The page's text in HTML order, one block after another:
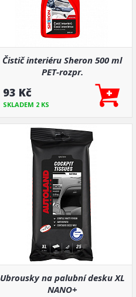
Čistič interiéru Sheron 500 ml
PET-rozpr.
93 Kč
SKLADEM 2 KS
Ubrousky na palubní desku XL
NANO+